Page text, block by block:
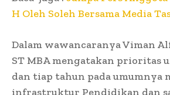
H Oleh Soleh Bersama Media
Dalam wawancaranya Viman
ST MBA mengatakan prioritas
dan tiap tahun pada umumnya
infrastruktur Pendidikan dan